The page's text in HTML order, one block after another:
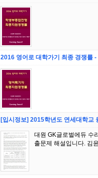
2016 영어로 대학가기 최종 경쟁률
[입시정보] 2015학년도 연세대학교
대원 GK글로벌에듀 수
출문제 해설입니다. 김